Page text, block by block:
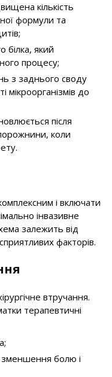
кількість
формули та
білка, який
процесу;
з заднього своду
мікроорганізмів до
після
коли
і включати
інвазивне
залежить від
факторів.
втручання.
терапевтичні
зменшення болю і